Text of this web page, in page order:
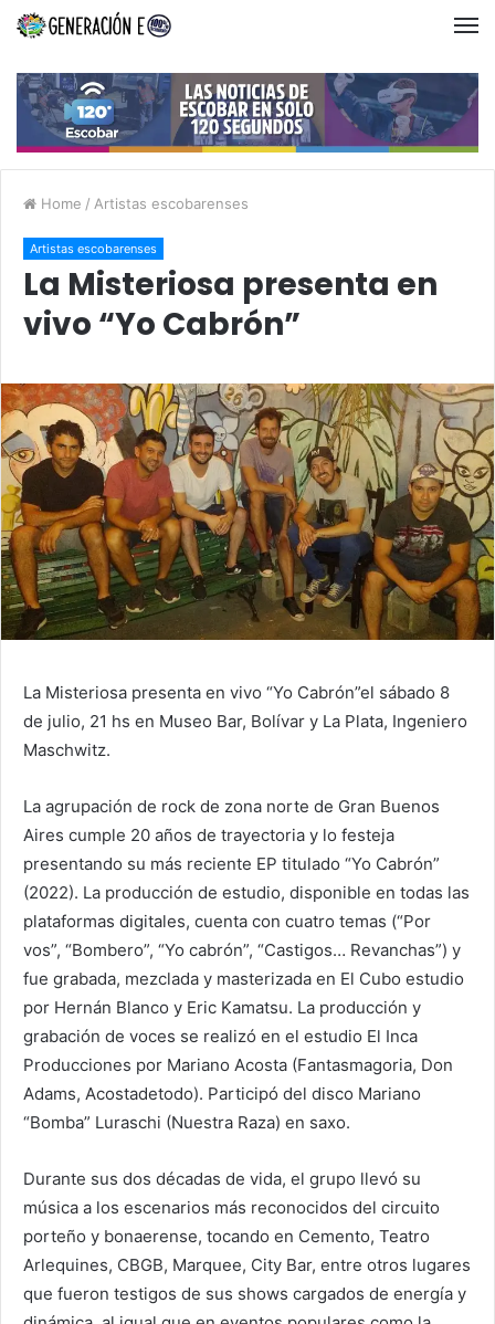
Home / Artistas escobarenses
Artistas escobarenses
La Misteriosa presenta en
vivo “Yo Cabrón”
La Misteriosa presenta en vivo “Yo Cabrón”el sábado 8
de julio, 21 hs en Museo Bar, Bolívar y La Plata, Ingeniero
Maschwitz.
La agrupación de rock de zona norte de Gran Buenos
Aires cumple 20 años de trayectoria y lo festeja
presentando su más reciente EP titulado “Yo Cabrón”
(2022). La producción de estudio, disponible en todas las
plataformas digitales, cuenta con cuatro temas (“Por
vos”, “Bombero”, “Yo cabrón”, “Castigos… Revanchas”) y
fue grabada, mezclada y masterizada en El Cubo estudio
por Hernán Blanco y Eric Kamatsu. La producción y
grabación de voces se realizó en el estudio El Inca
Producciones por Mariano Acosta (Fantasmagoria, Don
Adams, Acostadetodo). Participó del disco Mariano
“Bomba” Luraschi (Nuestra Raza) en saxo.
Durante sus dos décadas de vida, el grupo llevó su
música a los escenarios más reconocidos del circuito
porteño y bonaerense, tocando en Cemento, Teatro
Arlequines, CBGB, Marquee, City Bar, entre otros lugares
que fueron testigos de sus shows cargados de energía y